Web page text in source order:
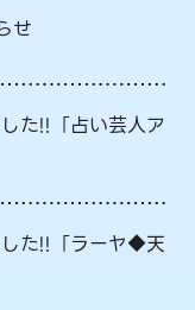
せ
た!!「占い芸人ア
た!!「ラーヤ◆天